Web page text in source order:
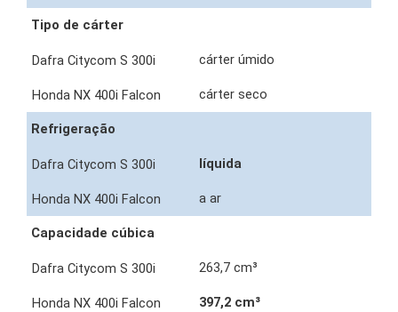
Tipo de cárter
cárter úmido
cárter seco
Refrigeração
líquida
a ar
Capacidade cúbica
263,7 cm³
397,2 cm³